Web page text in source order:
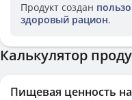
Продукт создан
здоровый рацион.
Калькулятор
Пищевая ценность на